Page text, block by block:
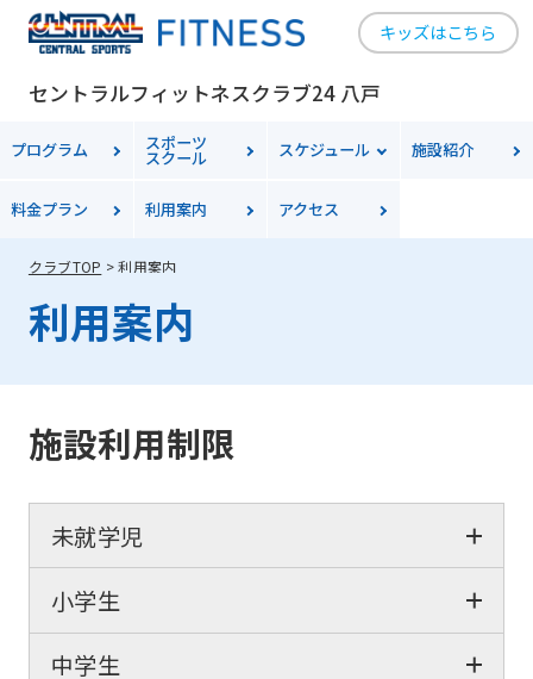
キッズはこちら
セントラルフィットネスクラブ24 八戸
プログラム スポーツ
スクール スケジュール 施設紹介
料金プラン 利用案内 アクセス
クラブTOP 利用案内
利用案内
施設利用制限
未就学児
小学生
中学生